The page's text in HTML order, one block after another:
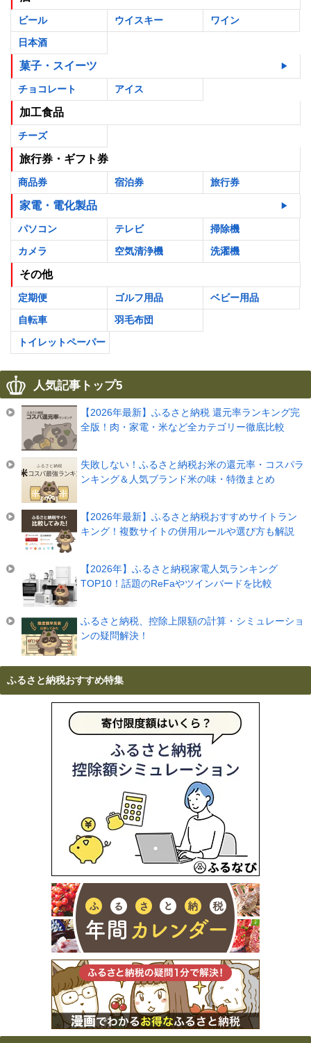
ビール ウイスキー
ワイン
日本酒
菓子・スイーツ
チョコレート アイス
加工食品
チーズ
旅行券・ギフト券
商品券 宿泊券 旅行券
家電・電化製品
パソコン テレビ
掃除機
カメラ
空気清浄機 洗濯機
その他
定期便 ゴルフ用品
ベビー用品
自転車
羽毛布団
トイレットペーパー
人気記事トップ5
【2026年最新】ふるさと納税 還元率ランキング完
全版！肉・家電・米など全カテゴリー徹底比較
失敗しない！ふるさと納税お米の還元率・コスパラ
ンキング＆人気ブランド米の味・特徴まとめ
【2026年最新】ふるさと納税おすすめサイトラン
キング！複数サイトの併用ルールや選び方も解説
【2026年】ふるさと納税家電人気ランキング
TOP10！話題のReFaやツインバードを比較
ふるさと納税、控除上限額の計算・シミュレーショ
ンの疑問解決！
ふるさと納税おすすめ特集